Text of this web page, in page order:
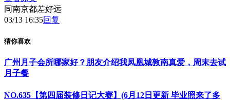
同南京都差好远
03/13 16:35回复
猜你喜欢
广州月子会所哪家好？朋友介绍我凤凰城敦南真爱，周末去试
月子餐
NO.635【第四届装修日记大赛】(6月12日更新 毕业照来了多